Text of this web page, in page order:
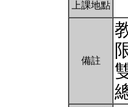
上課地點
備註